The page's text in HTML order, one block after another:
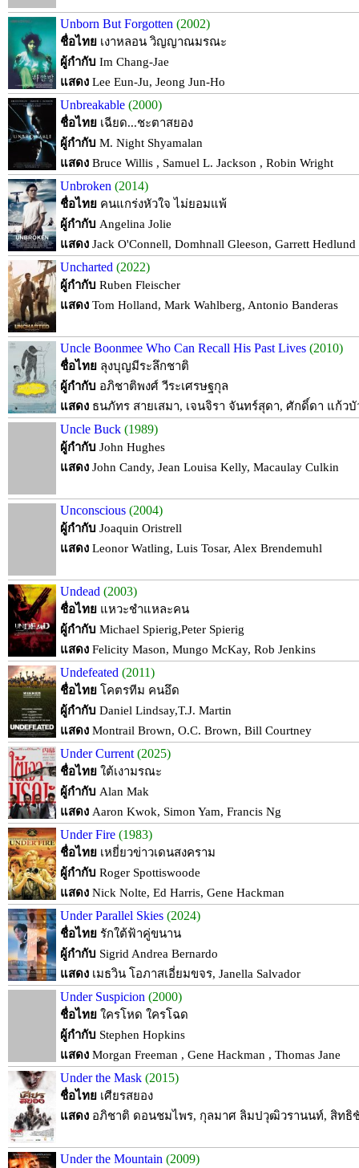
Unborn But Forgotten (2002)
ชื่อไทย เงาหลอน วิญญาณมรณะ
ผู้กำกับ Im Chang-Jae
แสดง Lee Eun-Ju, Jeong Jun-Ho
Unbreakable (2000)
ชื่อไทย เฉียด...ชะตาสยอง
ผู้กำกับ M. Night Shyamalan
แสดง Bruce Willis , Samuel L. Jackson , Robin Wright
Unbroken (2014)
ชื่อไทย คนแกร่งหัวใจ ไม่ยอมแพ้
ผู้กำกับ Angelina Jolie
แสดง Jack O'Connell, Domhnall Gleeson, Garrett Hedlund
Uncharted (2022)
ผู้กำกับ Ruben Fleischer
แสดง Tom Holland, Mark Wahlberg, Antonio Banderas
Uncle Boonmee Who Can Recall His Past Lives (2010)
ชื่อไทย ลุงบุญมีระลึกชาติ
ผู้กำกับ อภิชาติพงศ์ วีระเศรษฐกุล
แสดง ธนภัทร สายเสมา, เจนจิรา จันทร์สุดา, ศักดิ์ดา แก้ว
Uncle Buck (1989)
ผู้กำกับ John Hughes
แสดง John Candy, Jean Louisa Kelly, Macaulay Culkin
Unconscious (2004)
ผู้กำกับ Joaquin Oristrell
แสดง Leonor Watling, Luis Tosar, Alex Brendemuhl
Undead (2003)
ชื่อไทย แหวะชำแหละคน
ผู้กำกับ Michael Spierig,Peter Spierig
แสดง Felicity Mason, Mungo McKay, Rob Jenkins
Undefeated (2011)
ชื่อไทย โคตรทีม คนอึด
ผู้กำกับ Daniel Lindsay,T.J. Martin
แสดง Montrail Brown, O.C. Brown, Bill Courtney
Under Current (2025)
ชื่อไทย ใต้เงามรณะ
ผู้กำกับ Alan Mak
แสดง Aaron Kwok, Simon Yam, Francis Ng
Under Fire (1983)
ชื่อไทย เหยี่ยวข่าวเดนสงคราม
ผู้กำกับ Roger Spottiswoode
แสดง Nick Nolte, Ed Harris, Gene Hackman
Under Parallel Skies (2024)
ชื่อไทย รักใต้ฟ้าคู่ขนาน
ผู้กำกับ Sigrid Andrea Bernardo
แสดง เมธวิน โอภาสเอี่ยมขจร, Janella Salvador
Under Suspicion (2000)
ชื่อไทย ใครโหด ใครโฉด
ผู้กำกับ Stephen Hopkins
แสดง Morgan Freeman , Gene Hackman , Thomas Jane
Under the Mask (2015)
ชื่อไทย เศียรสยอง
แสดง อภิชาติ ดอนชมไพร, กุลมาศ ลิมปวุฒิวรานนท์, สิทธิ
Under the Mountain (2009)